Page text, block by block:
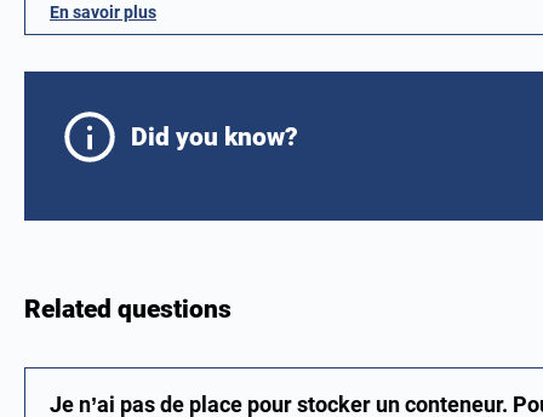
En savoir plus
Did you know?
Related questions
Je n’ai pas de place pour stocker un conteneur.